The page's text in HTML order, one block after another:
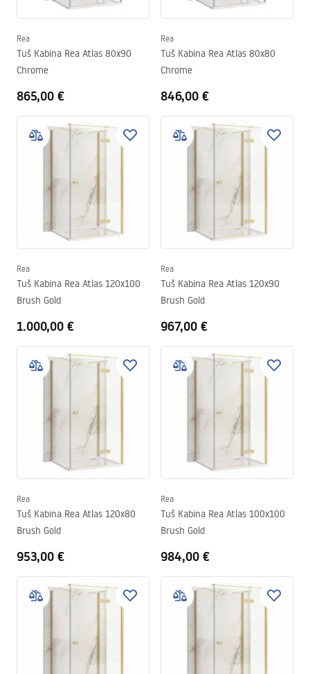
Rea
Tuš Kabina Rea Atlas 80x90
Chrome
865,00 €
Rea
Tuš Kabina Rea Atlas 80x80
Chrome
846,00 €
Rea
Tuš Kabina Rea Atlas 120x100
Brush Gold
1.000,00 €
Rea
Tuš Kabina Rea Atlas 120x90
Brush Gold
967,00 €
Rea
Tuš Kabina Rea Atlas 120x80
Brush Gold
953,00 €
Rea
Tuš Kabina Rea Atlas 100x100
Brush Gold
984,00 €